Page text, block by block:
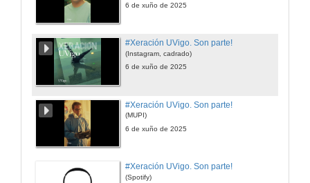
6 de xuño de 2025
#Xeración UVigo. Son parte!
(Instagram, cadrado)
6 de xuño de 2025
#Xeración UVigo. Son parte!
(MUPI)
6 de xuño de 2025
#Xeración UVigo. Son parte!
(Spotify)